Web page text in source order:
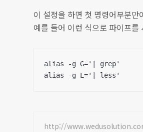
이 설정을 하면 첫 명령어부분
예를 들어 이런 식으로 파이프
alias -g G='| grep'
alias -g L='| less'
http://